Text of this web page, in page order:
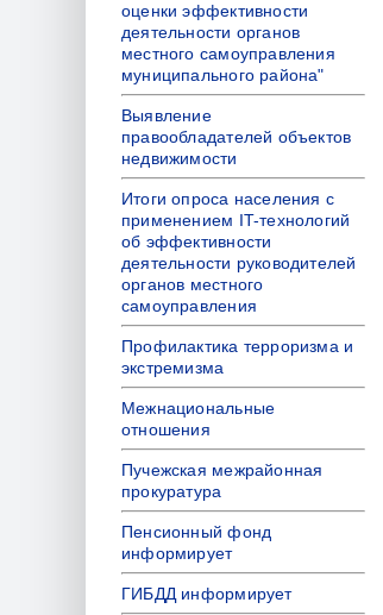
оценки эффективности
деятельности органов
местного самоуправления
муниципального района"
Выявление
правообладателей объектов
недвижимости
Итоги опроса населения с
применением IT-технологий
об эффективности
деятельности руководителей
органов местного
самоуправления
Профилактика терроризма и
экстремизма
Межнациональные
отношения
Пучежская межрайонная
прокуратура
Пенсионный фонд
информирует
ГИБДД информирует